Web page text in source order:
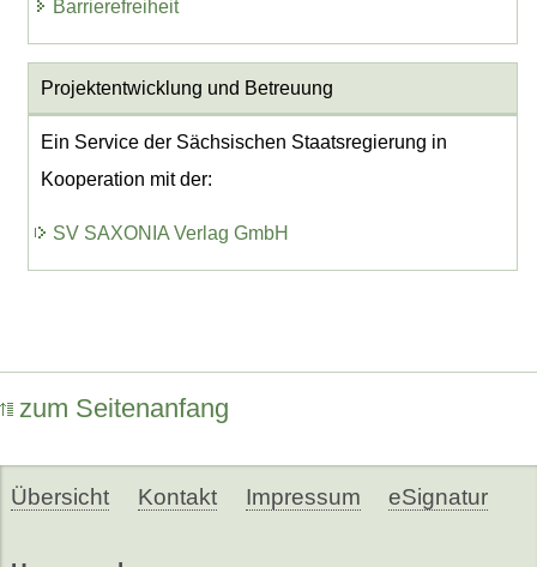
Barrierefreiheit
Projektentwicklung und Betreuung
Ein Service der Sächsischen Staatsregierung in
Kooperation mit der:
SV SAXONIA Verlag GmbH
zum Seitenanfang
Übersicht Kontakt Impressum eSignatur